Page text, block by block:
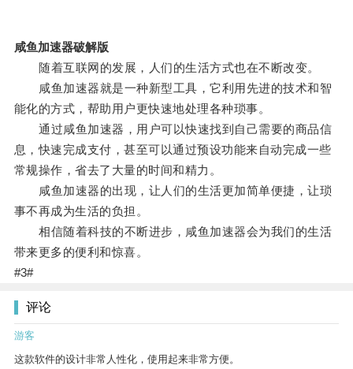
咸鱼加速器破解版
随着互联网的发展，人们的生活方式也在不断改变。
咸鱼加速器就是一种新型工具，它利用先进的技术和智
能化的方式，帮助用户更快速地处理各种琐事。
通过咸鱼加速器，用户可以快速找到自己需要的商品信
息，快速完成支付，甚至可以通过预设功能来自动完成一些
常规操作，省去了大量的时间和精力。
咸鱼加速器的出现，让人们的生活更加简单便捷，让琐
事不再成为生活的负担。
相信随着科技的不断进步，咸鱼加速器会为我们的生活
带来更多的便利和惊喜。
#3#
评论
游客
这款软件的设计非常人性化，使用起来非常方便。